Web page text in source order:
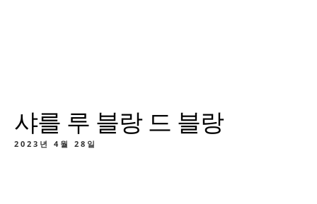
샤를 루 블랑 드 블랑
2023년 4월 28일